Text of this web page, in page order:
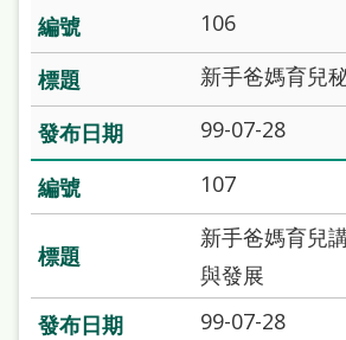
台
北
通
陳
情
系
統
English
106
新手爸媽育兒
99-07-28
107
新手爸媽育兒
與發展
99-07-28